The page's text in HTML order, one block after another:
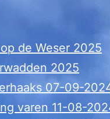
de Weser 2025
2025
07-09-
varen 11-08-